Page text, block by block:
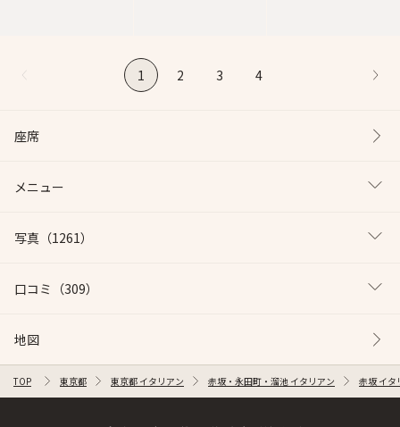
1 2 3 4
座席
メニュー
写真 （1261）
口コミ （309）
地図
TOP 東京都 東京都 イタリアン 赤坂・永田町・溜池 イタリアン 赤坂 イタ